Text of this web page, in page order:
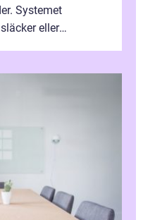
Systemet
eller